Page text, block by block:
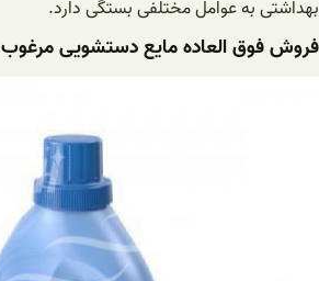
بهداشتی به عوامل مختلفی بستگی دارد.
فروش فوق العاده مایع دستشویی مرغوب